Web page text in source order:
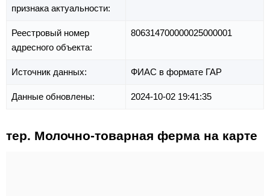
признака актуальности:
Реестровый номер
адресного объекта:
806314700000025000001
Источник данных: ФИАС в формате ГАР
Данные обновлены: 2024-10-02 19:41:35
тер. Молочно-товарная ферма на карте